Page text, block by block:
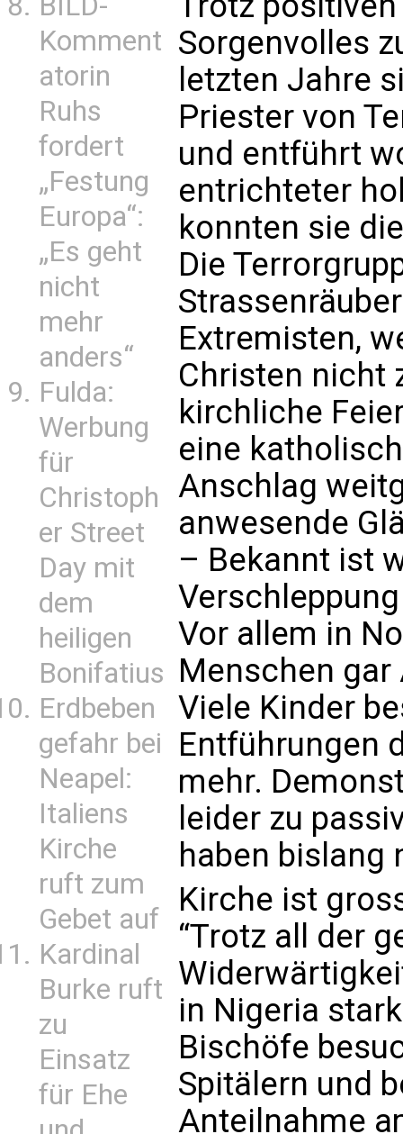
Komment
atorin
Ruhs
fordert
„Festung
Europa“:
„Es geht
nicht
mehr
anders“
Fulda:
Werbung
für
Christoph
er Street
Day mit
dem
heiligen
Bonifatius
Erdbeben
gefahr bei
Neapel:
Italiens
Kirche
ruft zum
Gebet auf
Kardinal
Burke ruft
zu
Einsatz
für Ehe
Sorgenvolles
letzten Jahre
Priester von
und entführt
entrichteter
konnten sie
Die
Extremisten,
Christen nicht
kirchliche
eine
Anschlag
anwesende
– Bekannt ist
Vor allem in
Menschen
Viele Kinder
Entführungen
mehr.
leider zu
haben
Kirche ist
“Trotz all der
in Nigeria
Bischöfe
Spitälern und
Anteilnahme